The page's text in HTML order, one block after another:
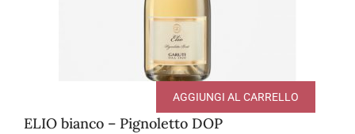
ELIO bianco – Pignoletto DOP
AGGIUNGI AL CARRELLO